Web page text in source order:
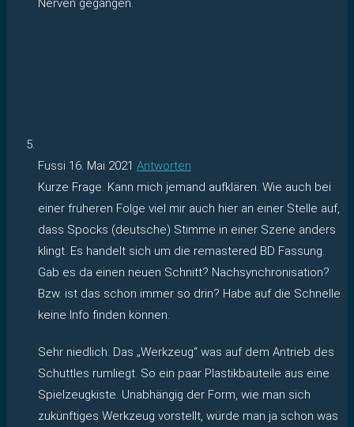
Nerven gegangen.
Fussi 16. Mai 2021 Antworten
Kurze Frage. Kann mich jemand aufklären. Wie auch bei
einer früheren Folge viel mir auch hier an einer Stelle auf,
dass Spocks (deutsche) Stimme in einer Szene anders
klingt. Es handelt sich um die remastered BD Fassung.
Gab es da einen neuen Schnitt? Nachsynchronisation?
Bzw. ist das schon immer so drin? Habe auf die Schnelle
keine Info finden können.
Sehr niedlich: Das „Werkzeug“ was auf dem Antrieb des
Schuttles rumliegt. So ein paar Plastikbauteile aus eine
Spielzeugkiste. Unabhängig der Form, wie man sich
zukünftiges Werkzeug vorstellt, würde man ja schon was